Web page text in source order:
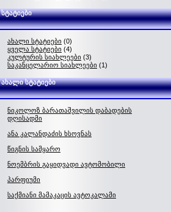
სტატიები
ახალი სტატიები (0)
ყველა სტატიები (4)
კულტურის სიახლეები (3)
საკანცელარიო სიახლეები (1)
ახალი სტატიები
ნიკოლოზ ბარათაშვილის დაბადების
დღისადმი
ანა კალანდაძის ხსოვნას
წიგნის სამყარო
ნოემბრის გაყიდვადი ავტომობილი
პარფიუმი
საქმიანი მამაკაცის ავტოკალამი